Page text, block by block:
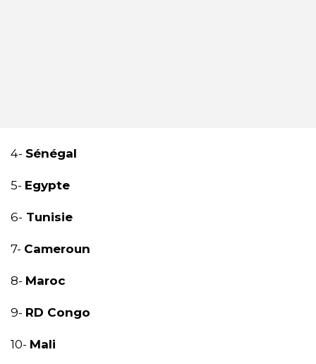
4- Sénégal
5- Egypte
6- Tunisie
7- Cameroun
8- Maroc
9- RD Congo
10- Mali